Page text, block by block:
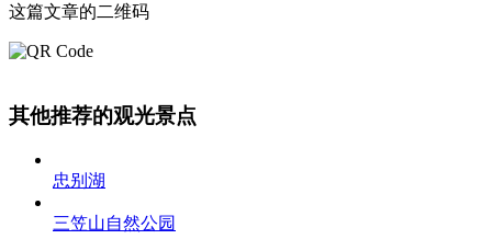
这篇文章的二维码
其他推荐的观光景点
忠别湖
三笠山自然公园